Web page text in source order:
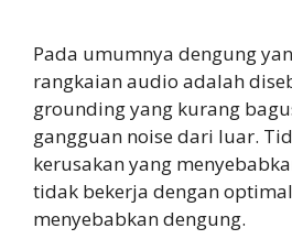
Pada umumnya dengung
rangkaian audio adalah
grounding yang kurang
gangguan noise dari luar.
kerusakan yang
tidak bekerja dengan
menyebabkan dengung.